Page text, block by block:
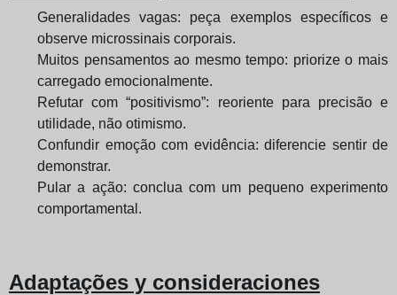
Generalidades vagas: peça exemplos específicos e
observe microssinais corporais.
Muitos pensamentos ao mesmo tempo: priorize o mais
carregado emocionalmente.
Refutar com “positivismo”: reoriente para precisão e
utilidade, não otimismo.
Confundir emoção com evidência: diferencie sentir de
demonstrar.
Pular a ação: conclua com um pequeno experimento
comportamental.
Adaptações y consideraciones